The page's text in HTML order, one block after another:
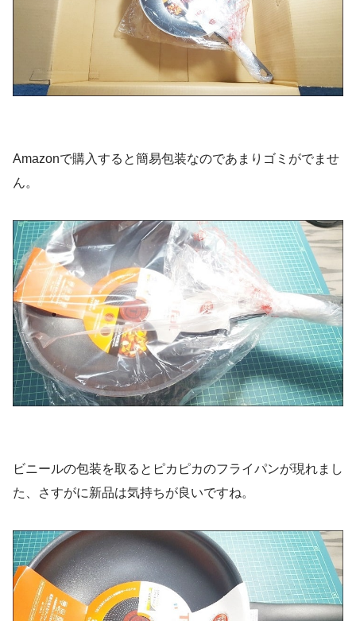
Amazonで購入すると簡易包装なのであまりゴミがでませ
ん。
ビニールの包装を取るとピカピカのフライパンが現れまし
た、さすがに新品は気持ちが良いですね。